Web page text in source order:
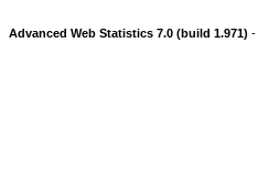
Advanced Web Statistics 7.0 (build 1.971) -